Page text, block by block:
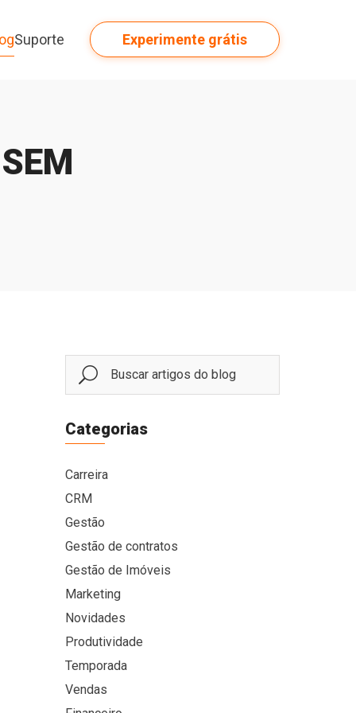
Suporte Experimente grátis
Categorias
Carreira
CRM
Gestão
Gestão de contratos
Gestão de Imóveis
Marketing
Novidades
Produtividade
Temporada
Vendas